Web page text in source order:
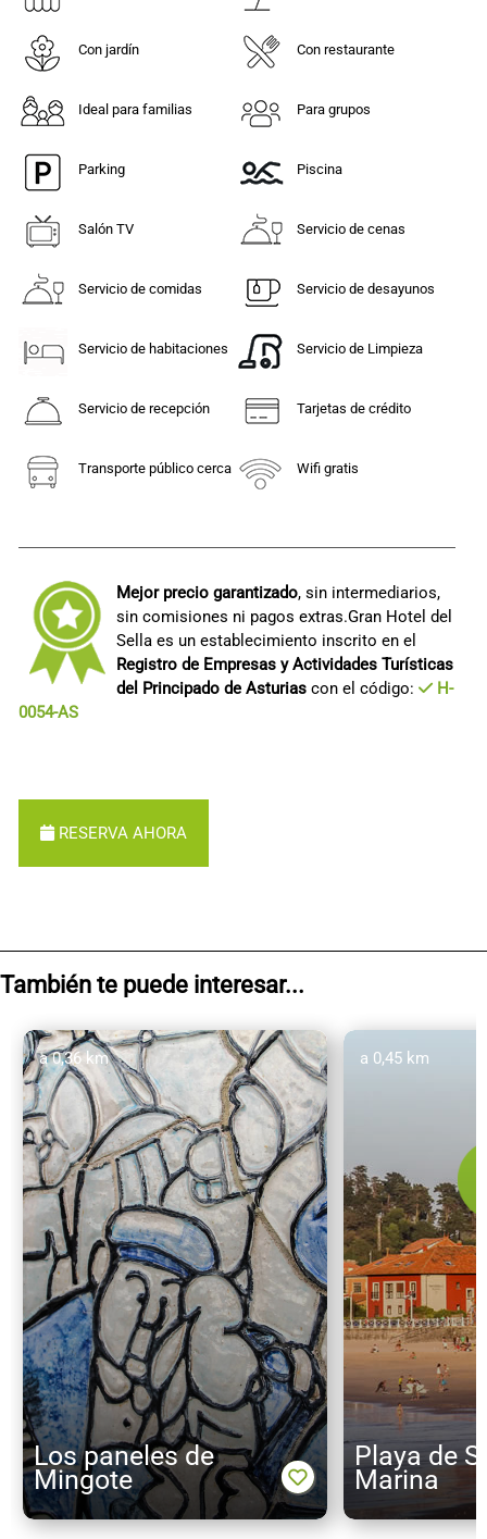
Con jardín Con restaurante
Ideal para familias Para grupos
Parking Piscina
Salón TV Servicio de cenas
Servicio de comidas Servicio de desayunos
Servicio de habitaciones Servicio de Limpieza
Servicio de recepción Tarjetas de crédito
Transporte público cerca Wifi gratis
Mejor precio garantizado, sin intermediarios,
sin comisiones ni pagos extras.Gran Hotel del
Sella es un establecimiento inscrito en el
Registro de Empresas y Actividades Turísticas
del Principado de Asturias con el código:
H-
0054-AS
RESERVA AHORA
También te puede interesar...
Los paneles de
Mingote
a 0,36 km
Playa de
Marina
a 0,45 km